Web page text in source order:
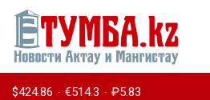
$424.86 · €514.3 · ₽5.83